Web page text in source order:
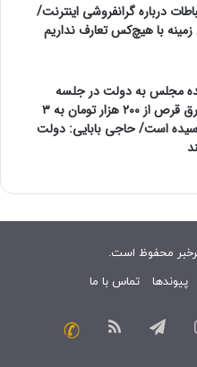
درباره گرانفروشی اینترنت/
با هیچ‌کس تعارف نداریم
مجلس به دولت در جلسه
وبیناری/ یک ورق قرص از ۲۰۰ هزار تومان به ۳
است/ حاجی بابایی: دولت
محفوظ است.
پیوندها تماس با ما
اینستاگرامتلگرام خوراک